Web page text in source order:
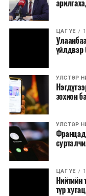
томилолт,
Зайлшгүй
тавилга,
Батлан
Хуулиар
контент,
Заавал
Санхүүгийн
арванхоёрдугаар
эрүүл мэндийн
хамрагдахгүй
эрт илрүүлэг,
өвчний эсрэг
ЦАГ ҮЕ
үйлдвэр
УЛСТӨР
зохион
УЛСТӨР
Францад
ЦАГ ҮЕ
түр